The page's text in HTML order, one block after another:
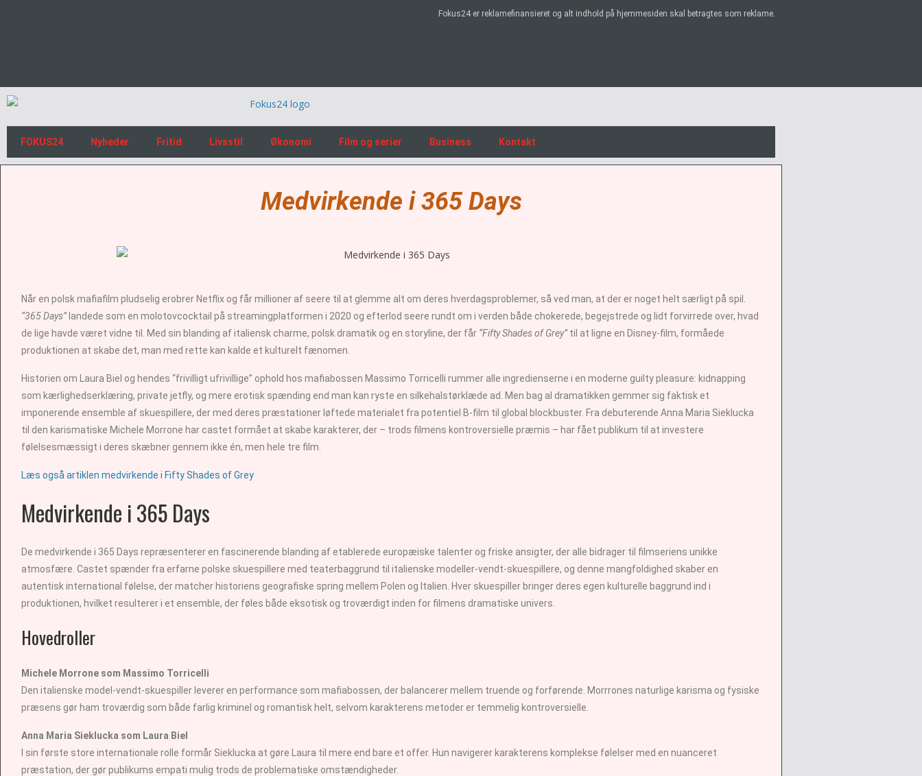
Fokus24 er reklamefinansieret og alt indhold på hjemmesiden skal betragtes som reklame.
FOKUS24 Nyheder Fritid Livsstil Økonomi Film og serier Business Kontakt
Medvirkende i 365 Days
Når en polsk mafiafilm pludselig erobrer Netflix og får millioner af seere til at glemme alt om deres hverdagsproblemer, så ved man, at der er noget helt særligt på spil.
“365 Days”landede som en molotovcocktail på streamingplatformen i 2020 og efterlod seere rundt om i verden både chokerede, begejstrede og lidt forvirrede over, hvad
de lige havde været vidne til. Med sin blanding af italiensk charme, polsk dramatik og en storyline, der får “Fifty Shades of Grey”til at ligne en Disney-film, formåede
produktionen at skabe det, man med rette kan kalde et kulturelt fænomen.
Historien om Laura Biel og hendes “frivilligt ufrivillige” ophold hos mafiabossen Massimo Torricelli rummer alle ingredienserne i en moderne guilty pleasure: kidnapping
som kærlighedserklæring, private jetfly, og mere erotisk spænding end man kan ryste en silkehalstørklæde ad. Men bag al dramatikken gemmer sig faktisk et
imponerende ensemble af skuespillere, der med deres præstationer løftede materialet fra potentiel B-film til global blockbuster. Fra debuterende Anna Maria Sieklucka
til den karismatiske Michele Morrone har castet formået at skabe karakterer, der – trods filmens kontroversielle præmis – har fået publikum til at investere
følelsesmæssigt i deres skæbner gennem ikke én, men hele tre film.
Læs også artiklen medvirkende i Fifty Shades of Grey
Medvirkende i 365 Days
De medvirkende i 365 Days repræsenterer en fascinerende blanding af etablerede europæiske talenter og friske ansigter, der alle bidrager til filmseriens unikke
atmosfære. Castet spænder fra erfarne polske skuespillere med teaterbaggrund til italienske modeller-vendt-skuespillere, og denne mangfoldighed skaber en
autentisk international følelse, der matcher historiens geografiske spring mellem Polen og Italien. Hver skuespiller bringer deres egen kulturelle baggrund ind i
produktionen, hvilket resulterer i et ensemble, der føles både eksotisk og troværdigt inden for filmens dramatiske univers.
Hovedroller
Michele Morrone som Massimo Torricelli
Den italienske model-vendt-skuespiller leverer en performance som mafiabossen, der balancerer mellem truende og forførende. Morrrones naturlige karisma og fysiske
præsens gør ham troværdig som både farlig kriminel og romantisk helt, selvom karakterens metoder er temmelig kontroversielle.
Anna Maria Sieklucka som Laura Biel
I sin første store internationale rolle formår Sieklucka at gøre Laura til mere end bare et offer. Hun navigerer karakterens komplekse følelser med en nuanceret
præstation, der gør publikums empati mulig trods de problematiske omstændigheder.